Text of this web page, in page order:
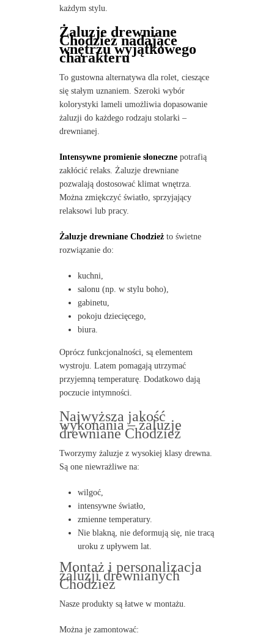
każdym stylu.
Żaluzje drewniane
Chodzież nadające
wnętrzu wyjątkowego
charakteru
To gustowna alternatywa dla rolet, cieszące
się stałym uznaniem. Szeroki wybór
kolorystyki lameli umożliwia dopasowanie
żaluzji do każdego rodzaju stolarki –
drewnianej.
Intensywne promienie słonecznepotrafią
zakłócić relaks. Żaluzje drewniane
pozwalają dostosować klimat wnętrza.
Można zmiękczyć światło, sprzyjający
relaksowi lub pracy.
Żaluzje drewniane Chodzieżto świetne
rozwiązanie do:
kuchni,
salonu (np. w stylu boho),
gabinetu,
pokoju dziecięcego,
biura.
Oprócz funkcjonalności, są elementem
wystroju. Latem pomagają utrzymać
przyjemną temperaturę. Dodatkowo dają
poczucie intymności.
Najwyższa jakość
wykonania – żaluzje
drewniane Chodzież
Tworzymy żaluzje z wysokiej klasy drewna.
Są one niewrażliwe na:
wilgoć,
intensywne światło,
zmienne temperatury.
Nie blakną, nie deformują się, nie tracą
uroku z upływem lat.
Montaż i personalizacja
żaluzji drewnianych
Chodzież
Nasze produkty są łatwe w montażu.
Można je zamontować: